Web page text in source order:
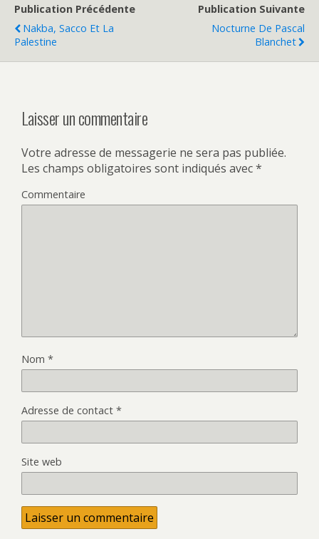
Publication Précédente
Nakba, Sacco Et La
Palestine
Publication Suivante
Nocturne De Pascal
Blanchet
Laisser un commentaire
Votre adresse de messagerie ne sera pas publiée.
Les champs obligatoires sont indiqués avec*
Commentaire
Nom *
Adresse de contact *
Site web